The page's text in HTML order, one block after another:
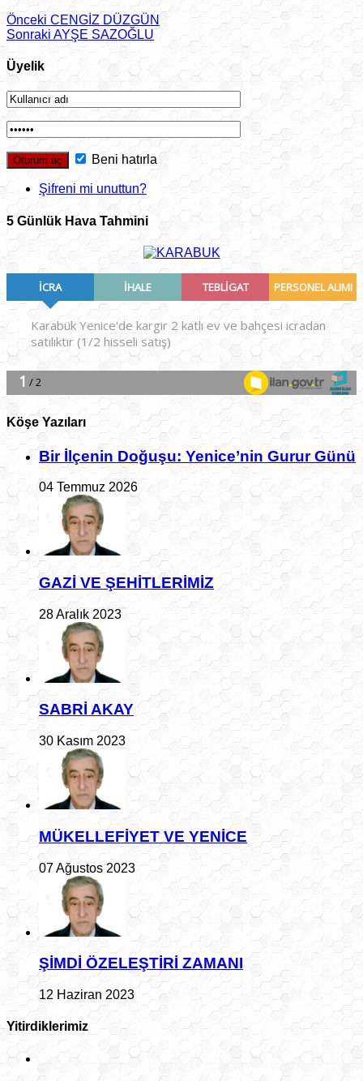
Önceki CENGİZ DÜZGÜN
Sonraki AYŞE SAZOĞLU
Üyelik
Beni hatırla
Şifreni mi unuttun?
5 Günlük Hava Tahmini
Köşe Yazıları
Bir İlçe­nin Do­ğu­şu: Ye­ni­ce’nin Gurur Günü
04 Temmuz 2026
GAZİ VE ŞEHİTLERİMİZ
28 Aralık 2023
SABRİ AKAY
30 Kasım 2023
MÜKELLEFİYET VE YENİCE
07 Ağustos 2023
ŞİMDİ ÖZELEŞTİRİ ZAMANI
12 Haziran 2023
Yitirdiklerimiz